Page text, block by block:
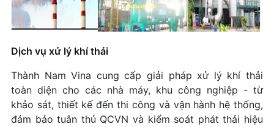
Dịch vụ xử lý khí thải
Thành Nam Vina cung cấp giải pháp xử lý khí thải
toàn diện cho các nhà máy, khu công nghiệp - từ
khảo sát, thiết kế đến thi công và vận hành hệ thống,
đảm bảo tuân thủ QCVN và kiểm soát phát thải hiệu